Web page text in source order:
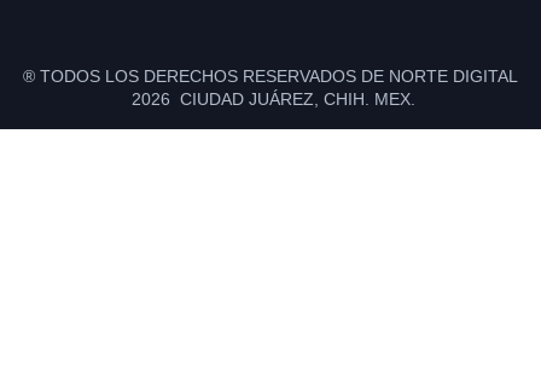
® TODOS LOS DERECHOS RESERVADOS DE NORTE DIGITAL
2026 CIUDAD JUÁREZ, CHIH. MEX.